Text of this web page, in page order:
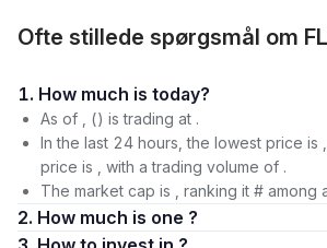
Ofte stillede spørgsmål om
1. How much is today?
As of , () is trading at .
In the last 24 hours, the lowest price is
price is , with a trading volume of .
The market cap is , ranking it # among
2. How much is one ?